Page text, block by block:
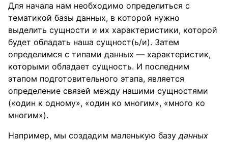
Для начала нам необходимо определиться с
тематикой базы данных, в которой нужно
выделить сущности и их характеристики, которой
будет обладать наша сущност(ь/и). Затем
определимся с типами данных — характеристик,
которыми обладает сущность. И последним
этапом подготовительного этапа, является
определение связей между нашими сущностями
(«один к одному», «один ко многим», «много ко
многим»).
Например, мы создадим маленькую базуданных